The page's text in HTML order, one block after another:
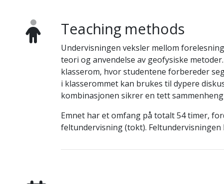
Teaching methods
Undervisningen veksler mellom
teori og anvendelse av geofysiske
klasserom, hvor studentene forbereder
i klasserommet kan brukes til dypere
kombinasjonen sikrer en tett
Emnet har et omfang på totalt 54 timer,
feltundervisning (tokt).